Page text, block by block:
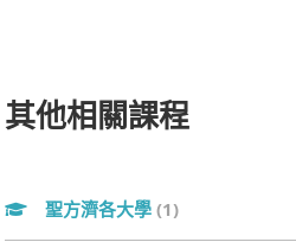
其他相關課程
聖方濟各大學 (1)